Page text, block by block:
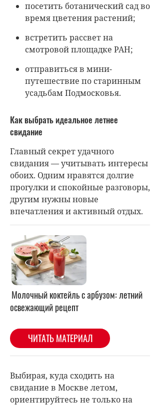
посетить ботанический сад во
время цветения растений;
встретить рассвет на
смотровой площадке РАН;
отправиться в мини-
путешествие по старинным
усадьбам Подмосковья.
Как выбрать идеальное летнее
свидание
Главный секрет удачного
свидания — учитывать интересы
обоих. Одним нравятся долгие
прогулки и спокойные разговоры,
другим нужны новые
впечатления и активный отдых.
Выбирая, куда сходить на
свидание в Москве летом,
ориентируйтесь не только на